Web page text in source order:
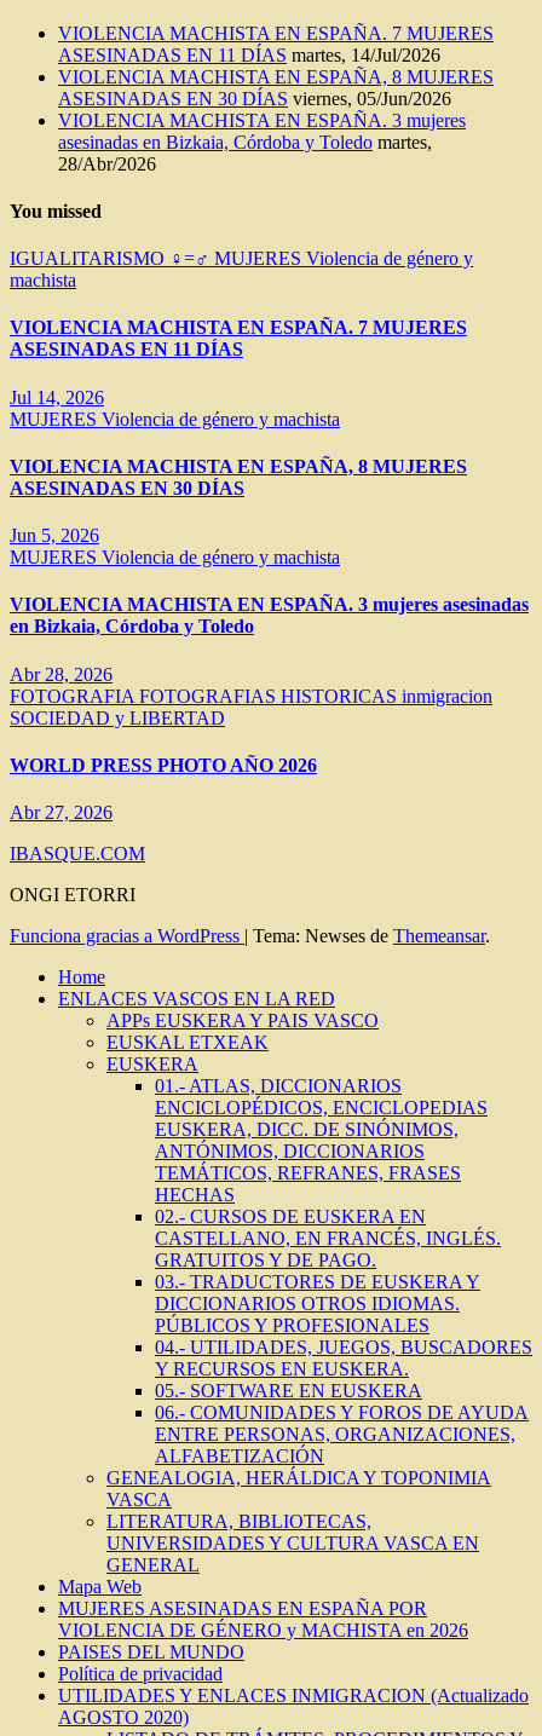
VIOLENCIA MACHISTA EN ESPAÑA. 7 MUJERES
ASESINADAS EN 11 DÍAS martes, 14/Jul/2026
VIOLENCIA MACHISTA EN ESPAÑA, 8 MUJERES
ASESINADAS EN 30 DÍAS viernes, 05/Jun/2026
VIOLENCIA MACHISTA EN ESPAÑA. 3 mujeres
asesinadas en Bizkaia, Córdoba y Toledo martes,
28/Abr/2026
You missed
IGUALITARISMO ♀=♂ MUJERES Violencia de género y
machista
VIOLENCIA MACHISTA EN ESPAÑA. 7 MUJERES
ASESINADAS EN 11 DÍAS
Jul 14, 2026
MUJERES Violencia de género y machista
VIOLENCIA MACHISTA EN ESPAÑA, 8 MUJERES
ASESINADAS EN 30 DÍAS
Jun 5, 2026
MUJERES Violencia de género y machista
VIOLENCIA MACHISTA EN ESPAÑA. 3 mujeres asesinadas
en Bizkaia, Córdoba y Toledo
Abr 28, 2026
FOTOGRAFIA FOTOGRAFIAS HISTORICAS inmigracion
SOCIEDAD y LIBERTAD
WORLD PRESS PHOTO AÑO 2026
Abr 27, 2026
IBASQUE.COM
ONGI ETORRI
Funciona gracias a WordPress | Tema: Newses de Themeansar.
Home
ENLACES VASCOS EN LA RED
APPs EUSKERA Y PAIS VASCO
EUSKAL ETXEAK
EUSKERA
01.- ATLAS, DICCIONARIOS
ENCICLOPÉDICOS, ENCICLOPEDIAS
EUSKERA, DICC. DE SINÓNIMOS,
ANTÓNIMOS, DICCIONARIOS
TEMÁTICOS, REFRANES, FRASES
HECHAS
02.- CURSOS DE EUSKERA EN
CASTELLANO, EN FRANCÉS, INGLÉS.
GRATUITOS Y DE PAGO.
03.- TRADUCTORES DE EUSKERA Y
DICCIONARIOS OTROS IDIOMAS.
PÚBLICOS Y PROFESIONALES
04.- UTILIDADES, JUEGOS, BUSCADORES
Y RECURSOS EN EUSKERA.
05.- SOFTWARE EN EUSKERA
06.- COMUNIDADES Y FOROS DE AYUDA
ENTRE PERSONAS, ORGANIZACIONES,
ALFABETIZACIÓN
GENEALOGIA, HERÁLDICA Y TOPONIMIA
VASCA
LITERATURA, BIBLIOTECAS,
UNIVERSIDADES Y CULTURA VASCA EN
GENERAL
Mapa Web
MUJERES ASESINADAS EN ESPAÑA POR
VIOLENCIA DE GÉNERO y MACHISTA en 2026
PAISES DEL MUNDO
Política de privacidad
UTILIDADES Y ENLACES INMIGRACION (Actualizado
AGOSTO 2020)